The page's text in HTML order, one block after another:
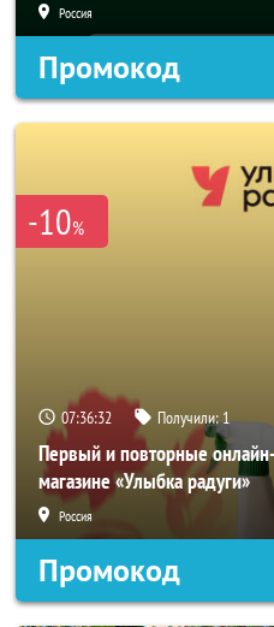
Россия
Промокод
-10%
07:36:30 Получили:1
Первый и повторные
магазине «Улыбка радуги»
Россия
Промокод